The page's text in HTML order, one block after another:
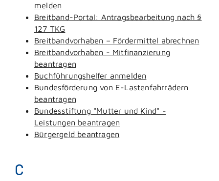
melden
Breitband-Portal: Antragsbearbeitung nach §
127 TKG
Breitbandvorhaben – Fördermittel abrechnen
Breitbandvorhaben - Mitfinanzierung
beantragen
Buchführungshelfer anmelden
Bundesförderung von E-Lastenfahrrädern
beantragen
Bundesstiftung "Mutter und Kind" -
Leistungen beantragen
Bürgergeld beantragen
C